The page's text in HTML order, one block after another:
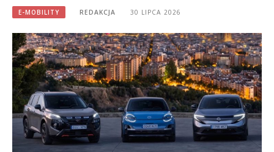
E-MOBILITY REDAKCJA 30 LIPCA 2026